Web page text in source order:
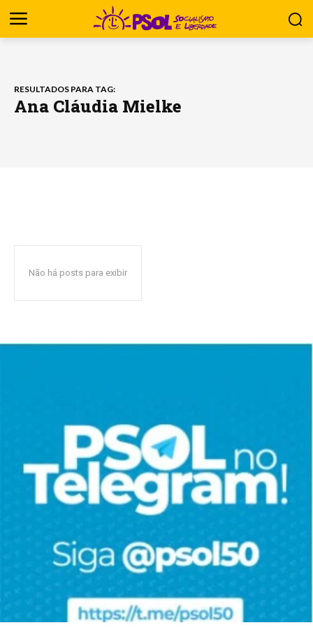
RESULTADOS PARA TAG:
Ana Cláudia Mielke
Não há posts para exibir